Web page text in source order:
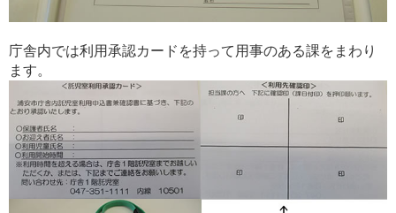
庁舎内では利用承認カードを持って用事のある課をまわり
ます。